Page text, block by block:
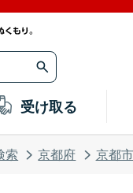
受け取る
索 京都府 京都